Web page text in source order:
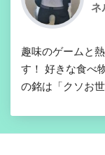
ネ
趣味のゲームと
す！ 好きな食べ
の銘は「クソお